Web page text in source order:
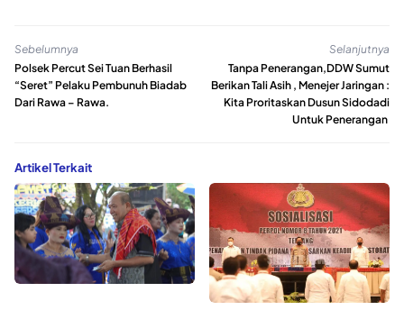
Sebelumnya
Polsek Percut Sei Tuan Berhasil
“Seret” Pelaku Pembunuh Biadab
Dari Rawa – Rawa.
Selanjutnya
Tanpa Penerangan,DDW Sumut
Berikan Tali Asih , Menejer Jaringan :
Kita Proritaskan Dusun Sidodadi
Untuk Penerangan
Artikel Terkait